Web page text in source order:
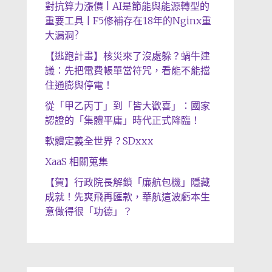
對抗算力漲價 | AI是節能與能源轉型的
重要工具 | F5修補存在18年的Nginx重
大漏洞?
【逃跑計畫】核災來了沒處躲？蝸牛建
議：先把電費帳單當符咒，看能不能擋
住通膨與停電！
從「甲乙丙丁」到「皆大歡喜」：國家
認證的「集體平庸」時代正式降臨！
軟體定義全世界？SDxxx
XaaS 相關蒐集
【賀】行政院長解鎖「廉航包機」隱藏
成就！先爽飛再匯款，華航這波虧本生
意做得很「功德」？